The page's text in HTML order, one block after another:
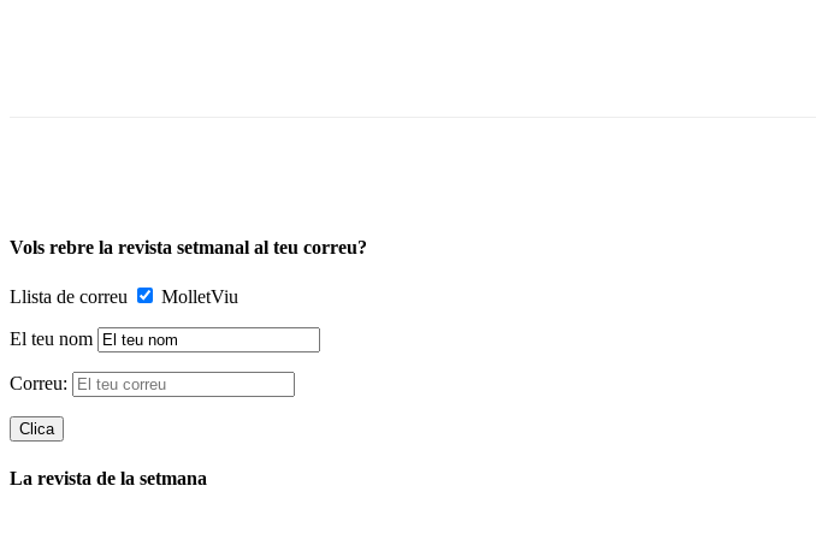
Vols rebre la revista setmanal al teu correu?
Llista de correu MolletViu
El teu nom
Correu:
La revista de la setmana